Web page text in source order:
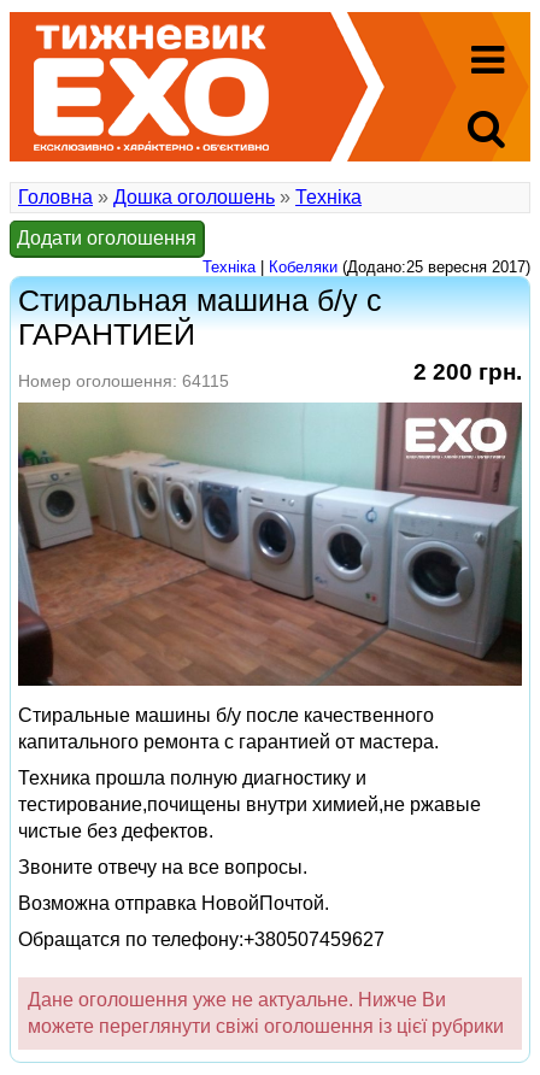
Головна » Дошка оголошень » Техніка
Додати оголошення
Техніка| Кобеляки (Додано:25 вересня 2017)
Стиральная машина б/у с
ГАРАНТИЕЙ
2 200 грн.
Номер оголошення: 64115
Стиральные машины б/у после качественного
капитального ремонта с гарантией от мастера.
Техника прошла полную диагностику и
тестирование,почищены внутри химией,не ржавые
чистые без дефектов.
Звоните отвечу на все вопросы.
Возможна отправка НовойПочтой.
Обращатся по телефону:+380507459627
Дане оголошення уже не актуальне. Нижче Ви
можете переглянути свіжі оголошення із цієї рубрики